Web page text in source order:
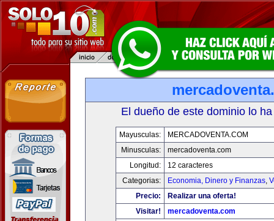
El dueño de este dominio lo
Mayusculas:
MERCADOVENTA.COM
Minusculas:
mercadoventa.com
Longitud:
12 caracteres
Categorias:
Economia, Dinero y Finanzas,
Precio:
Realizar una oferta!
Visitar!
mercadoventa.com